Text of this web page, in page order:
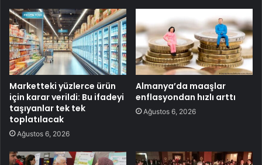
Marketteki yüzlerce ürün
için karar verildi: Bu ifadeyi
taşıyanlar tek tek
toplatılacak
Ağustos 6, 2026
Almanya’da maaşlar
enflasyondan hızlı arttı
Ağustos 6, 2026